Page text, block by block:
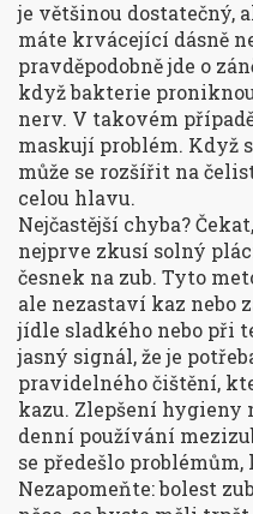
je většinou dostatečný,
máte krvácející dásně
pravděpodobně jde o
když bakterie
nerv. V takovém
maskují problém. Když
může se rozšířit na
celou hlavu.
Nejčastější chyba?
nejprve zkusí solný
česnek na zub. Tyto
ale nezastaví kaz nebo
jídle sladkého nebo při
jasný signál, že je
pravidelného čištění,
kazu. Zlepšení hygieny
denní používání
se předešlo
Nezapomeňte: bolest